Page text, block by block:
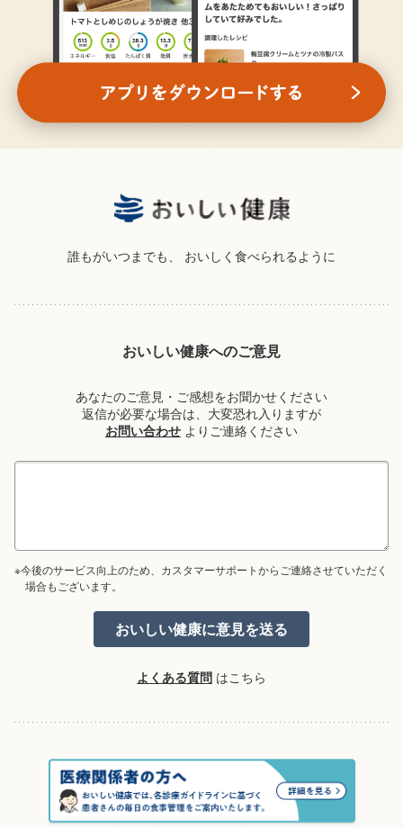
誰もがいつまでも、 おいしく食べられるように
おいしい健康へのご意見
あなたのご意見・ご感想をお聞かせください
返信が必要な場合は、大変恐れ入りますが
お問い合わせ よりご連絡ください
※今後のサービス向上のため、カスタマーサポートからご連絡させていただく
場合もございます。
よくある質問 はこちら